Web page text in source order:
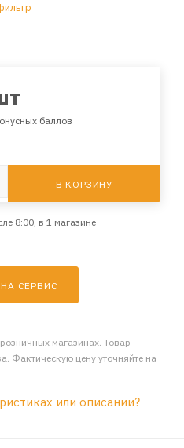
баллов
В КОРЗИНУ
8:00, в 1 магазине
СЕРВИС
магазинах. Товар
Фактическую цену уточняйте на
или описании?